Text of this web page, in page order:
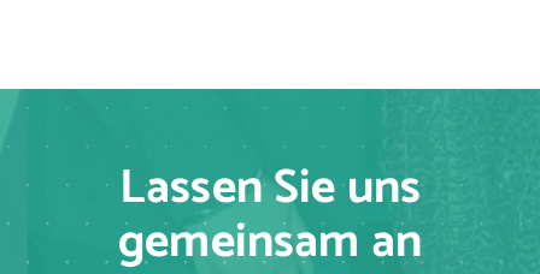
Lassen Sie uns
gemeinsam an